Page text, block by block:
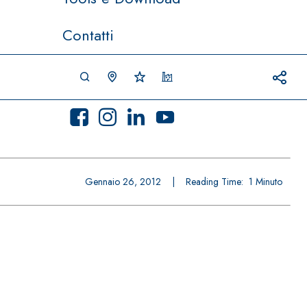
Contatti
Gennaio 26, 2012 Reading Time: 1 Minuto